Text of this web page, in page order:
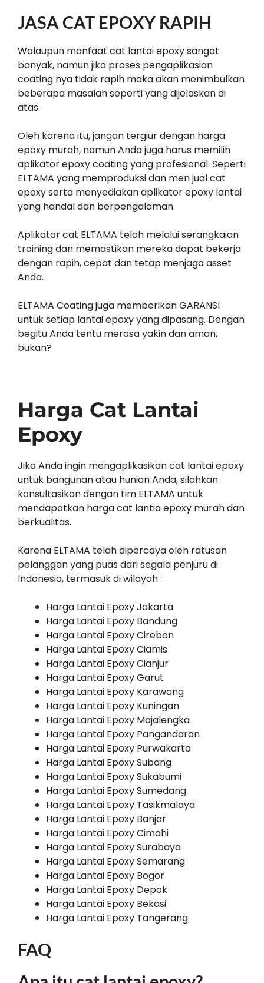
JASA CAT EPOXY RAPIH
Walaupun manfaat cat lantai epoxy sangat
banyak, namun jika proses pengaplikasian
coating nya tidak rapih maka akan menimbulkan
beberapa masalah seperti yang dijelaskan di
atas.
Oleh karena itu, jangan tergiur dengan harga
epoxy murah, namun Anda juga harus memilih
aplikator epoxy coating yang profesional. Seperti
ELTAMA yang memproduksi dan men jual cat
epoxy serta menyediakan aplikator epoxy lantai
yang handal dan berpengalaman.
Aplikator cat ELTAMA telah melalui serangkaian
training dan memastikan mereka dapat bekerja
dengan rapih, cepat dan tetap menjaga asset
Anda.
ELTAMA Coating juga memberikan GARANSI
untuk setiap lantai epoxy yang dipasang. Dengan
begitu Anda tentu merasa yakin dan aman,
bukan?
Harga Cat Lantai
Epoxy
Jika Anda ingin mengaplikasikan cat lantai epoxy
untuk bangunan atau hunian Anda, silahkan
konsultasikan dengan tim ELTAMA untuk
mendapatkan harga cat lantia epoxy murah dan
berkualitas.
Karena ELTAMA telah dipercaya oleh ratusan
pelanggan yang puas dari segala penjuru di
Indonesia, termasuk di wilayah :
Harga Lantai Epoxy Jakarta
Harga Lantai Epoxy Bandung
Harga Lantai Epoxy Cirebon
Harga Lantai Epoxy Ciamis
Harga Lantai Epoxy Cianjur
Harga Lantai Epoxy Garut
Harga Lantai Epoxy Karawang
Harga Lantai Epoxy Kuningan
Harga Lantai Epoxy Majalengka
Harga Lantai Epoxy Pangandaran
Harga Lantai Epoxy Purwakarta
Harga Lantai Epoxy Subang
Harga Lantai Epoxy Sukabumi
Harga Lantai Epoxy Sumedang
Harga Lantai Epoxy Tasikmalaya
Harga Lantai Epoxy Banjar
Harga Lantai Epoxy Cimahi
Harga Lantai Epoxy Surabaya
Harga Lantai Epoxy Semarang
Harga Lantai Epoxy Bogor
Harga Lantai Epoxy Depok
Harga Lantai Epoxy Bekasi
Harga Lantai Epoxy Tangerang
FAQ